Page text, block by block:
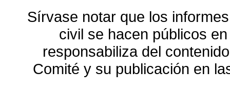
Sírvase notar que los
civil se hacen públicos
responsabiliza del
Comité y su publicación en